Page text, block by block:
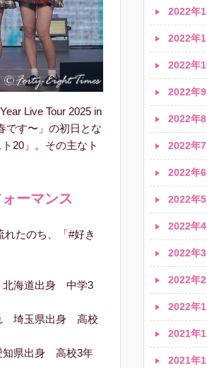
Live Tour 2025 in
です〜」の初日とな
20」。その主なト
ーマンス
たのち、「#好き
北海道出身 中学3
埼玉県出身 高校
知県出身 高校3年
2022年
2022年
2022年
2022年
2022年
2022年
2022年
2022年
2022年
2022年
2022年
2022年
2021年
2021年